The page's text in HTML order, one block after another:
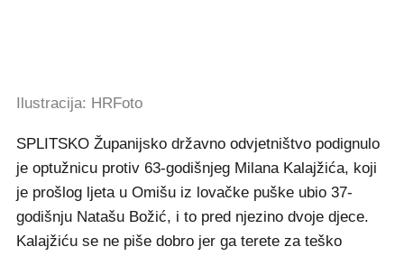
Ilustracija: HRFoto
SPLITSKO Županijsko državno odvjetništvo podignulo
je optužnicu protiv 63-godišnjeg Milana Kalajžića, koji
je prošlog ljeta u Omišu iz lovačke puške ubio 37-
godišnju Natašu Božić, i to pred njezino dvoje djece.
Kalajžiću se ne piše dobro jer ga terete za teško